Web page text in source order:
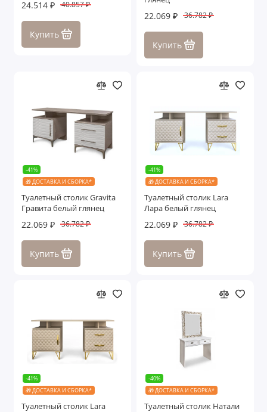
Нонна
Патрисия
Султан
Фелисия
Флоренция
Энрике
Показать все
24.514 ₽ 40.857 ₽
Купить
22.069 ₽ 36.782 ₽
Купить
-41%
🎁 ДОСТАВКА И СБОРКА*
Туалетный столик Gravita
Гравита белый глянец
22.069 ₽ 36.782 ₽
Купить
-41%
🎁 ДОСТАВКА И СБОРКА*
Туалетный столик Lara
Лара белый глянец
22.069 ₽ 36.782 ₽
Купить
-41%
🎁 ДОСТАВКА И СБОРКА*
Туалетный столик Lara
-40%
🎁 ДОСТАВКА И СБОРКА*
Туалетный столик Натали